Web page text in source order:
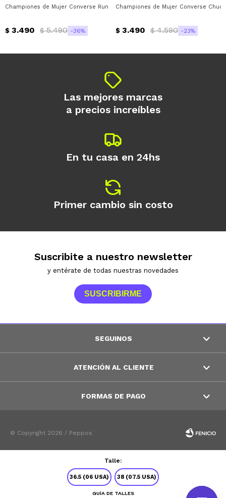
Talle:
36.5 (06 USA) 38 (07.5 USA)
GUÍA DE TALLES
Championes de Mujer Converse Run Star Hike Converse - Beige - Blanco
$ 3.490 $ 5.490 36
Championes de Mujer Converse
$ 3.490 $ 4.590 23
Las mejores marcas
a precios increíbles
En tu casa en 24hs
Primer cambio sin costo
Suscribite a nuestro newsletter
y entérate de todas nuestras novedades
SUSCRIBIRME
SEGUINOS
ATENCIÓN AL CLIENTE
FORMAS DE PAGO
© Copyright 2026 / Peppos